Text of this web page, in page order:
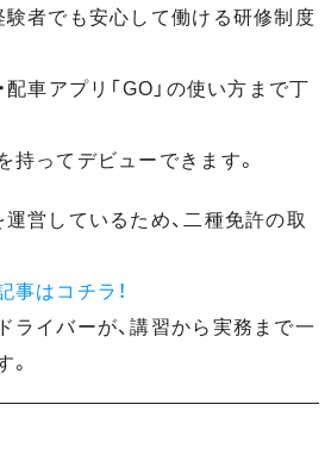
験者でも安心して働ける研修制度
配車アプリ「GO」の使い方まで丁
ってデビューできます。
営しているため、二種免許の取
事はコチラ！
ライバーが、講習から実務まで一